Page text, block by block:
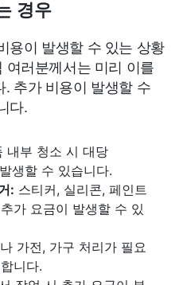
경우
용이 발생할 수 있는 상황
여러분께서는 미리 이를
추가 비용이 발생할 수
다.
내부 청소 시 대당
생할 수 있습니다.
: 스티커, 실리콘, 페인트
가 요금이 발생할 수 있
가전, 가구 처리가 필요
니다.